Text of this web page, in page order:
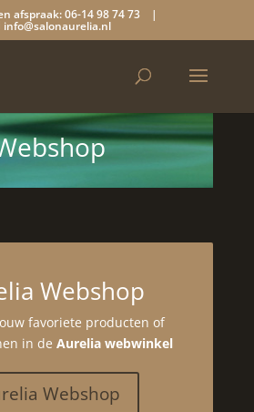
afspraak: 06-14 98 74 73 |
info@salonaurelia.nl
Webshop
favoriete producten of
in deAurelia webwinkel
Webshop